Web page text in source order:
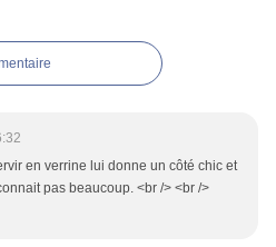
en verrine lui donne un côté chic et
pas beaucoup. <br /> <br />